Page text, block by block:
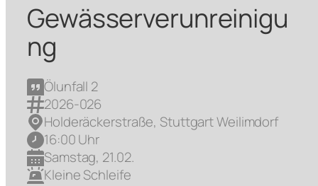
Gewässerverunreinigu
ng
Ölunfall 2
2026-026
Holderäckerstraße, Stuttgart Weilimdorf
16:00 Uhr
Samstag, 21.02.
Kleine Schleife